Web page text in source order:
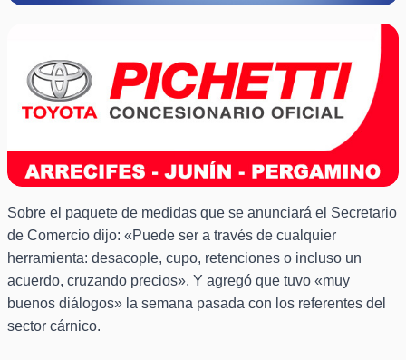
Sobre el paquete de medidas que se anunciará el Secretario
de Comercio dijo: «Puede ser a través de cualquier
herramienta: desacople, cupo, retenciones o incluso un
acuerdo, cruzando precios». Y agregó que tuvo «muy
buenos diálogos» la semana pasada con los referentes del
sector cárnico.